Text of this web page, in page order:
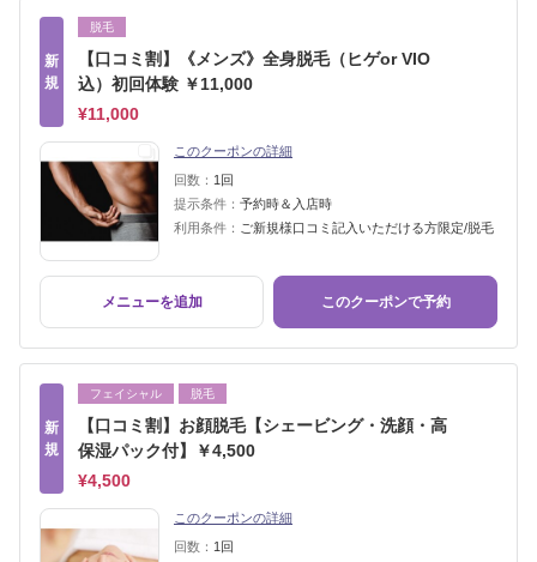
新
規
脱毛
【口コミ割】《メンズ》全身脱毛（ヒゲor VIO
込）初回体験 ￥11,000
¥11,000
このクーポンの詳細
回数： 1回
提示条件： 予約時＆入店時
利用条件： ご新規様口コミ記入いただける方限定/脱毛
メニューを追加 このクーポンで予約
新
規
フェイシャル 脱毛
【口コミ割】お顔脱毛【シェービング・洗顔・高
保湿パック付】￥4,500
¥4,500
このクーポンの詳細
回数： 1回